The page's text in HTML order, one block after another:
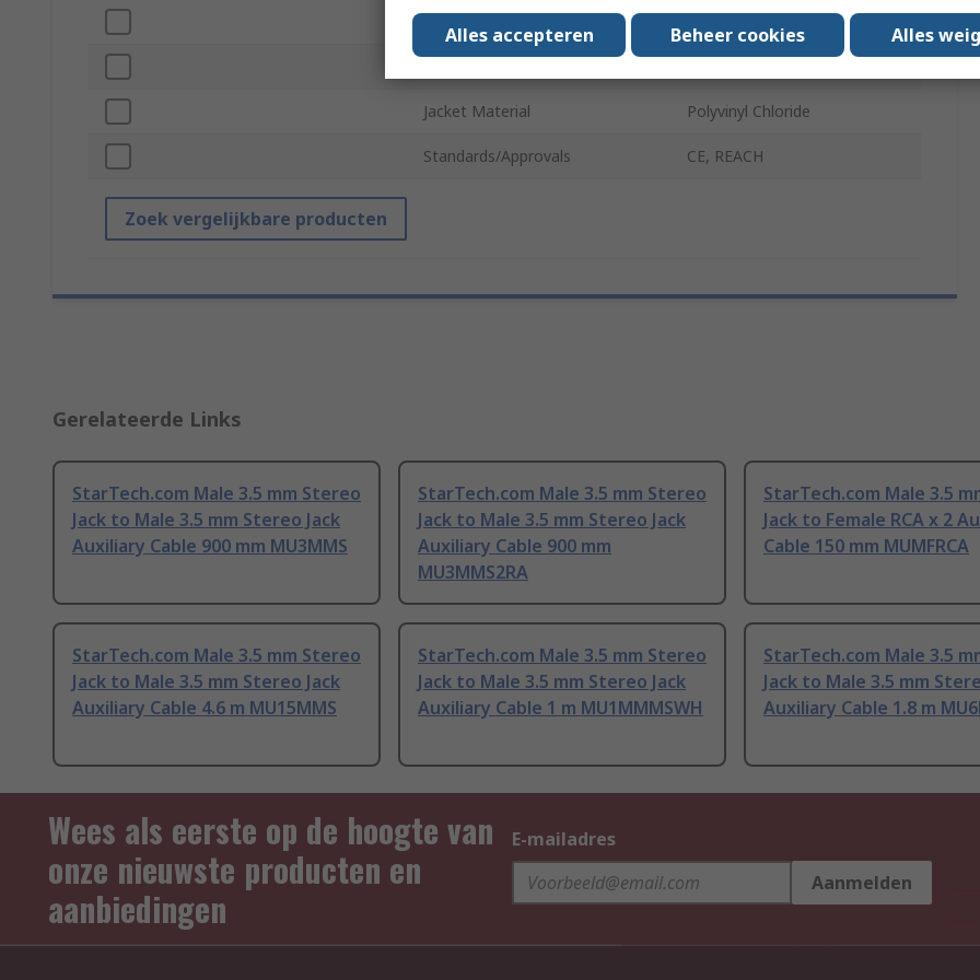
Jacket Material Polyvinyl Chloride
Standards/Approvals CE, REACH
Zoek vergelijkbare producten
Gerelateerde Links
StarTech.com Male 3.5 mm Stereo
Jack to Male 3.5 mm Stereo Jack
Auxiliary Cable 900 mm MU3MMS
StarTech.com Male 3.5 mm Stereo
Jack to Male 3.5 mm Stereo Jack
Auxiliary Cable 900 mm
MU3MMS2RA
StarTech.com Male 3.5
Jack to Female RCA x 2
Cable 150 mm MUMFRCA
StarTech.com Male 3.5 mm Stereo
Jack to Male 3.5 mm Stereo Jack
Auxiliary Cable 4.6 m MU15MMS
StarTech.com Male 3.5 mm Stereo
Jack to Male 3.5 mm Stereo Jack
Auxiliary Cable 1 m MU1MMMSWH
StarTech.com Male 3.5
Jack to Male 3.5 mm
Auxiliary Cable 1.8 m
Wees als eerste op de hoogte van
onze nieuwste producten en
aanbiedingen
E-mailadres
Aanmelden
Alles accepteren Beheer cookies Alles